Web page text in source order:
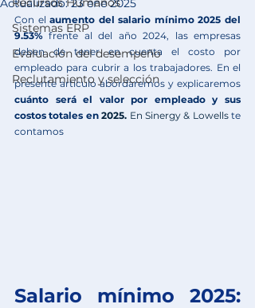
Sistemas ERP
Evaluación del desempeño
Reclutamiento y selección
Actualizado:23 ene 2025
Con el aumento del salario mínimo 2025 del
9.53% frente al del año 2024, las empresas
deben de tener en cuenta el costo por
empleado para cubrir a los trabajadores. En el
cuánto será el valor por empleado y sus
costos totales en 2025. En Sinergy & Lowells te
contamos
Salario mínimo 2025: